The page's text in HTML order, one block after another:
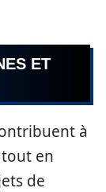
ET
à
en
de